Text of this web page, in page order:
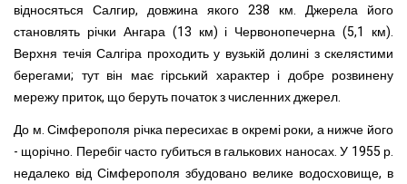
відносяться Салгир, довжина якого 238 км. Джерела його
становлять річки Ангара (13 км) і Червонопечерна (5,1 км).
Верхня течія Салгіра проходить у вузькій долині з скелястими
берегами; тут він має гірський характер і добре розвинену
мережу приток, що беруть початок з численних джерел.
До м. Сімферополя річка пересихає в окремі роки, а нижче його
- щорічно. Перебіг часто губиться в галькових наносах. У 1955 р.
недалеко від Сімферополя збудовано велике водосховище, в